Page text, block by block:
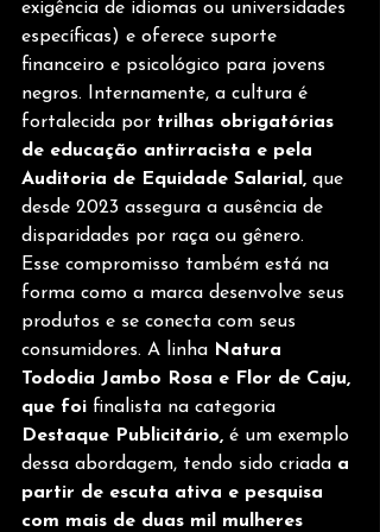
exigência de idiomas ou universidades
específicas) e oferece suporte
financeiro e psicológico para jovens
negros. Internamente, a cultura é
fortalecida por trilhas obrigatórias
de educação antirracista e pela
Auditoria de Equidade Salarial, que
desde 2023 assegura a ausência de
disparidades por raça ou gênero.
Esse compromisso também está na
forma como a marca desenvolve seus
produtos e se conecta com seus
consumidores. A linha Natura
Tododia Jambo Rosa e Flor de Caju,
que foi finalista na categoria
Destaque Publicitário, é um exemplo
dessa abordagem, tendo sido criada a
partir de escuta ativa e pesquisa
com mais de duas mil mulheres